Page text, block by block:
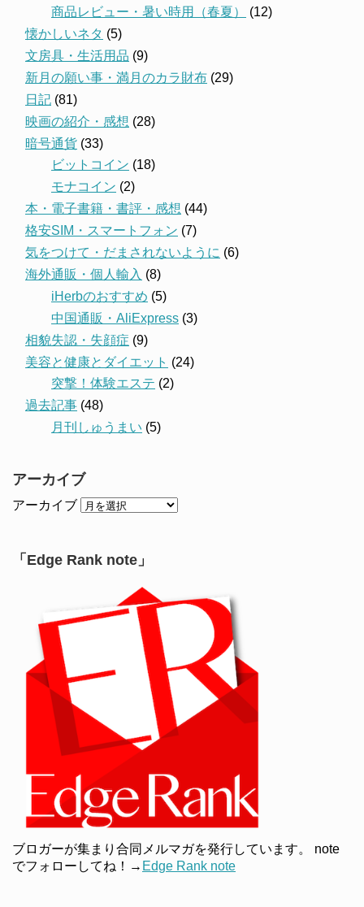
商品レビュー・暑い時用（春夏）
(12)
懐かしいネタ (5)
文房具・生活用品 (9)
新月の願い事・満月のカラ財布 (29)
日記 (81)
映画の紹介・感想 (28)
暗号通貨 (33)
ビットコイン (18)
モナコイン (2)
本・電子書籍・書評・感想 (44)
格安SIM・スマートフォン (7)
気をつけて・だまされないように (6)
海外通販・個人輸入 (8)
iHerbのおすすめ (5)
中国通販・AliExpress (3)
相貌失認・失顔症 (9)
美容と健康とダイエット (24)
突撃！体験エステ (2)
過去記事 (48)
月刊しゅうまい (5)
アーカイブ
アーカイブ
「Edge Rank note」
ブロガーが集まり合同メルマガを発行しています。 note
でフォローしてね！→ Edge Rank note